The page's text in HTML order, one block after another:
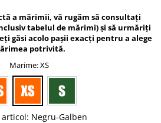
a mărimii, vă rugăm să consultați
tabelul de mărimi) și să urmăriți
găsi acolo pașii exacți pentru a alege
potrivită.
Marime: XS
articol: Negru-Galben